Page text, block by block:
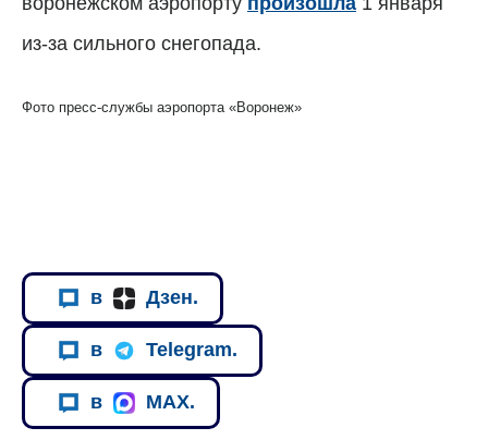
из-за сильного снегопада.
Фото пресс-службы аэропорта «Воронеж»
в Дзен.
в Telegram.
в MAX.